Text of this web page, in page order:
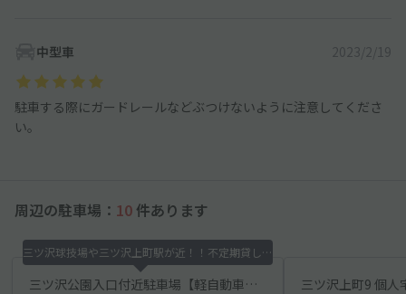
中型車 2023/2/19
駐車する際にガードレールなどぶつけないように注意してくださ
い。
周辺の駐車場： 10 件あります
三ツ沢球技場や三ツ沢上町駅が近！！不定期貸しだけど
三ツ沢公園入口付近駐車場【軽自動車・バイク専用】
三ツ沢上町9 個